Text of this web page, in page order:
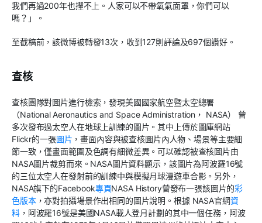
我們再過200年也攆不上。人家可以不帶氧氣面罩，你們可以
嗎？」。
至截稿前，該微博被轉發13次，收到127則評論及697個讚好。
查核
查核團隊對圖片進行檢索，發現美國國家航空暨太空總署
（National Aeronautics and Space Administration， NASA） 曾
多次發布過太空人在地球上訓練的圖片。其中上傳於圖庫網站
Flickr的一張圖片 ，畫面內容與被查核圖片內人物、場景等主要細
節一致，僅畫面範圍及色調有細微差異。可以確認被查核圖片由
NASA圖片裁剪而來。NASA圖片資料顯示，該圖片為阿波羅16號
的三位太空人在發射前的訓練中與模擬月球漫遊車合影。另外，
NASA旗下的Facebook專頁NASA History曾發布一張該圖片的彩
色版本，亦對拍攝場景作出相同的圖片說明。根據 NASA官網資
料，阿波羅16號是美國NASA載人登月計劃的其中一個任務，阿波